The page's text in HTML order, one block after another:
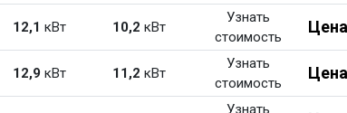
12,1 кВт 10,2 кВт
Узнать
стоимость
12,9 кВт 11,2 кВт
Узнать
стоимость
Узнать